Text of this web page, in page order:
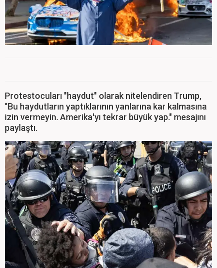
Protestocuları "haydut" olarak nitelendiren Trump,
"Bu haydutların yaptıklarının yanlarına kar kalmasına
izin vermeyin. Amerika'yı tekrar büyük yap." mesajını
paylaştı.